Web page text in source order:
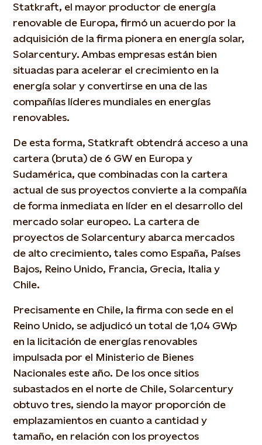
Statkraft, el mayor productor de energía
renovable de Europa, firmó un acuerdo por la
adquisición de la firma pionera en energía solar,
Solarcentury. Ambas empresas están bien
situadas para acelerar el crecimiento en la
energía solar y convertirse en una de las
compañías líderes mundiales en energías
renovables.
De esta forma, Statkraft obtendrá acceso a una
cartera (bruta) de 6 GW en Europa y
Sudamérica, que combinadas con la cartera
actual de sus proyectos convierte a la compañía
de forma inmediata en líder en el desarrollo del
mercado solar europeo. La cartera de
proyectos de Solarcentury abarca mercados
de alto crecimiento, tales como España, Países
Bajos, Reino Unido, Francia, Grecia, Italia y
Chile.
Precisamente en Chile, la firma con sede en el
Reino Unido, se adjudicó un total de 1,04 GWp
en la licitación de energías renovables
impulsada por el Ministerio de Bienes
Nacionales este año. De los once sitios
subastados en el norte de Chile, Solarcentury
obtuvo tres, siendo la mayor proporción de
emplazamientos en cuanto a cantidad y
tamaño, en relación con los proyectos